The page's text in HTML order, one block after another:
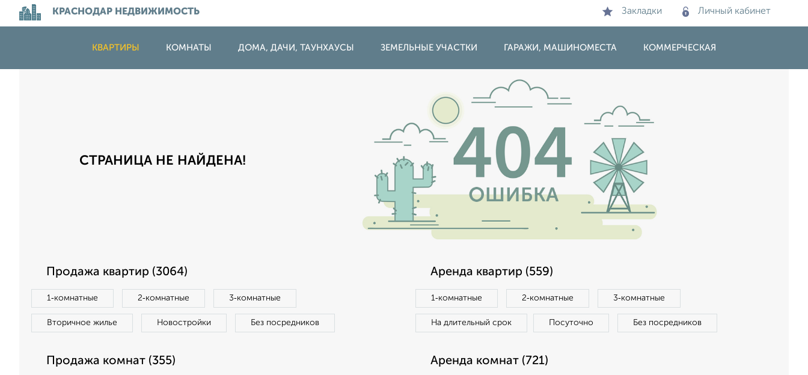
КРАСНОДАР НЕДВИЖИМОСТЬ Закладки Личный кабинет
КВАРТИРЫ КОМНАТЫ ДОМА, ДАЧИ, ТАУНХАУСЫ ЗЕМЕЛЬНЫЕ УЧАСТКИ ГАРАЖИ, МАШИНОМЕСТА КОММЕРЧЕСКАЯ
СТРАНИЦА НЕ НАЙДЕНА!
Продажа квартир (3064)
1‑комнатные 2‑комнатные 3‑комнатные
Вторичное жилье Новостройки Без посредников
Аренда квартир (559)
1‑комнатные 2‑комнатные 3‑комнатные
На длительный срок Посуточно Без посредников
Продажа комнат (355) Аренда комнат (721)